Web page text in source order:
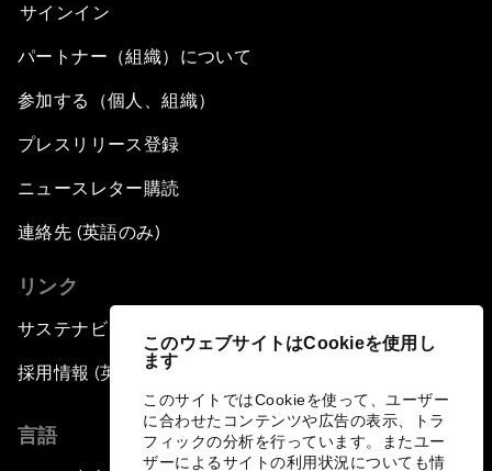
このウェブサイトはCookieを使用し
ます
このサイトではCookieを使って、ユーザー
に合わせたコンテンツや広告の表示、トラ
フィックの分析を行っています。またユー
ザーによるサイトの利用状況についても情
サインイン
パートナー（組織）について
参加する（個人、組織）
プレスリリース登録
ニュースレター購読
連絡先 (英語のみ)
リンク
サステナビリティへの取り組み
採用情報 (英語のみ)
言語